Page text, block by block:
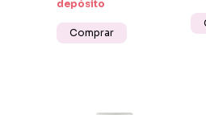
depósito